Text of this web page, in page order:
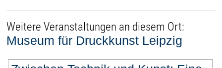
Weitere Veranstaltungen an diesem Ort:
Museum für Druckkunst Leipzig